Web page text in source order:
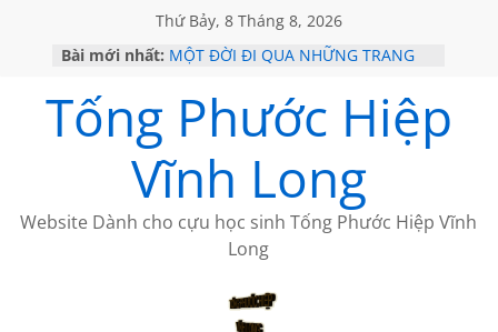
Thứ Bảy, 8 Tháng 8, 2026
Bài mới nhất: MỘT ĐỜI ĐI QUA NHỮNG TRANG
KHÔNG ĐỀ 19 CỦA THÁI LÃO
CHÙM THƠ CỦA BÍCH HÀ
GIÃ TỪ ĐÀ LẠT của ANTH ĐOÀN
HỌC SỬ HỒI XƯA
Tống Phước Hiệp
Vĩnh Long
Website Dành cho cựu học sinh Tống Phước Hiệp Vĩnh
Long